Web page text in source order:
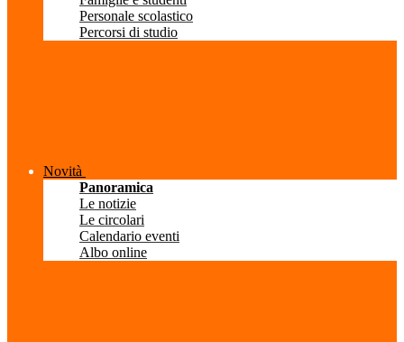
Personale scolastico
Percorsi di studio
Novità
Panoramica
Le notizie
Le circolari
Calendario eventi
Albo online